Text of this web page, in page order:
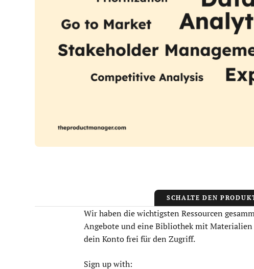
SCHALTE DEN
Wir haben die wichtigsten Ressourcen
Angebote und eine Bibliothek mit
dein Konto frei für den Zugriff.
Sign up with: